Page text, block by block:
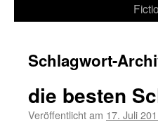
Schlagwort-
die besten
Veröffentlicht am 17. Juli